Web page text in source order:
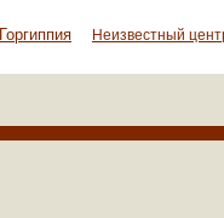
Горгиппия Неизвестный